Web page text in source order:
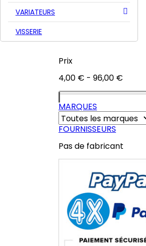
VARIATEURS
VISSERIE
Prix
4,00 € - 96,00 €
MARQUES
FOURNISSEURS
Pas de fabricant